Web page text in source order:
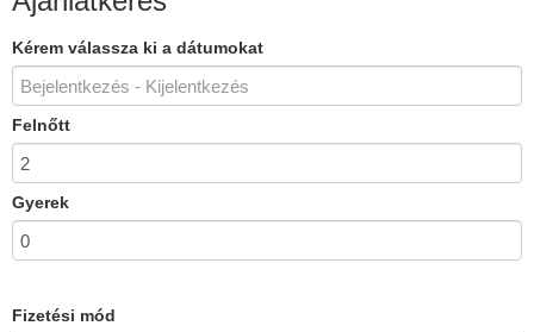
Kérem válassza ki a dátumokat
Felnőtt
Gyerek
Fizetési mód